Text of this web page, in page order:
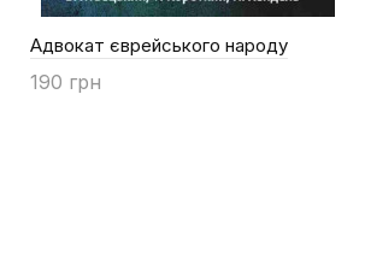
Адвокат єврейського народу
190 грн